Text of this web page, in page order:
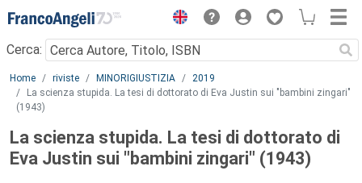
Menu
Cerca:
Main content
Home riviste MINORIGIUSTIZIA
2019
La scienza stupida. La tesi di dottorato di Eva Justin sui "bambini zingari"
(1943)
La scienza stupida. La tesi di dottorato di
Eva Justin sui "bambini zingari" (1943)